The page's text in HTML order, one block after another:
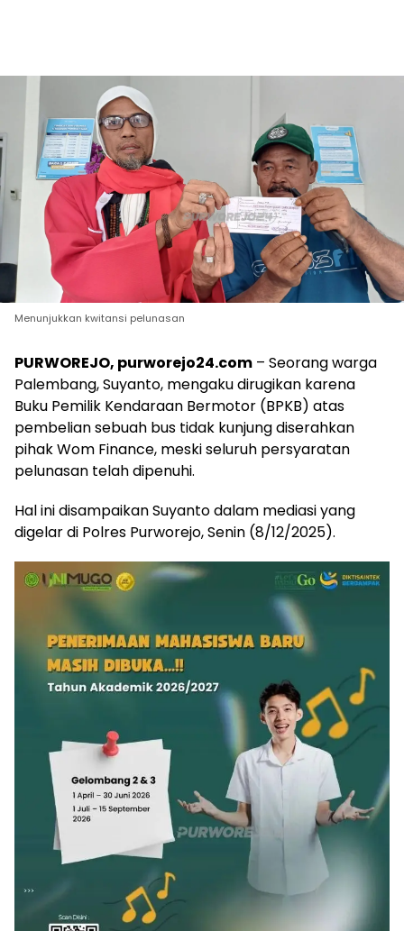
Menunjukkan kwitansi pelunasan
PURWOREJO, purworejo24.com – Seorang warga
Palembang, Suyanto, mengaku dirugikan karena
Buku Pemilik Kendaraan Bermotor (BPKB) atas
pembelian sebuah bus tidak kunjung diserahkan
pihak Wom Finance, meski seluruh persyaratan
pelunasan telah dipenuhi.
Hal ini disampaikan Suyanto dalam mediasi yang
digelar di Polres Purworejo, Senin (8/12/2025).